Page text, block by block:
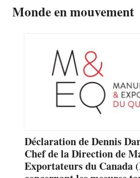
Monde en mouvement
Déclaration de Dennis
Chef de la Direction de
Exportateurs du Canada